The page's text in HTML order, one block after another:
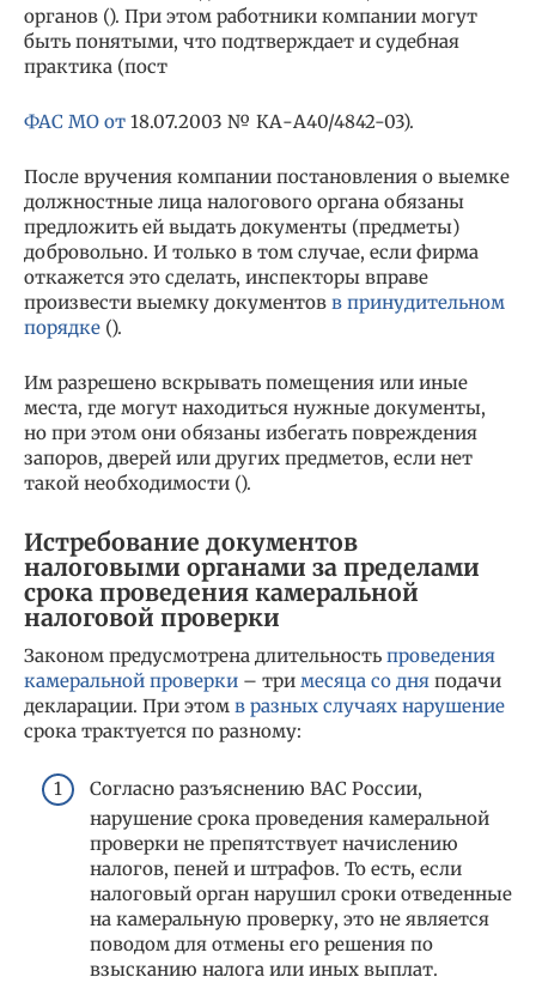
органов (). При этом работники компании могут
быть понятыми, что подтверждает и судебная
практика (пост
ФАС МО от 18.07.2003 № КА-А40/4842-03).
После вручения компании постановления о выемке
должностные лица налогового органа обязаны
предложить ей выдать документы (предметы)
добровольно. И только в том случае, если фирма
откажется это сделать, инспекторы вправе
произвести выемку документов в принудительном
порядке ().
Им разрешено вскрывать помещения или иные
места, где могут находиться нужные документы,
но при этом они обязаны избегать повреждения
запоров, дверей или других предметов, если нет
такой необходимости ().
Истребование документов
налоговыми органами за пределами
срока проведения камеральной
налоговой проверки
Законом предусмотрена длительность проведения
камеральной проверки – три месяца со дня подачи
декларации. При этом в разных случаях нарушение
срока трактуется по разному:
Согласно разъяснению ВАС России,
нарушение срока проведения камеральной
проверки не препятствует начислению
налогов, пеней и штрафов. То есть, если
налоговый орган нарушил сроки отведенные
на камеральную проверку, это не является
поводом для отмены его решения по
взысканию налога или иных выплат.